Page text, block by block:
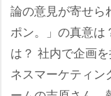
論の意見が寄せら
ポン。」の真意は
は？ 社内で企画
ネスマーケティン